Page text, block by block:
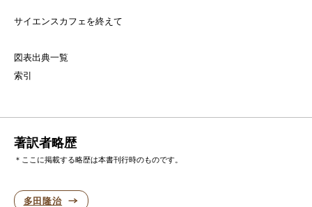
サイエンスカフェを終えて
図表出典一覧
索引
著訳者略歴
＊ここに掲載する略歴は本書刊行時のものです。
多田隆治